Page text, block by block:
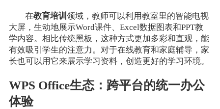
在教育培训领域，教师可以利用教室里的智能电视
大屏，生动地展示Word课件、Excel数据图表和PPT教
学内容。相比传统黑板，这种方式更加多彩和直观，能
有效吸引学生的注意力。对于在线教育和家庭辅导，家
长也可以用它来展示学习资料，创造更好的学习环境。
WPS Office生态：跨平台的统一办公
体验